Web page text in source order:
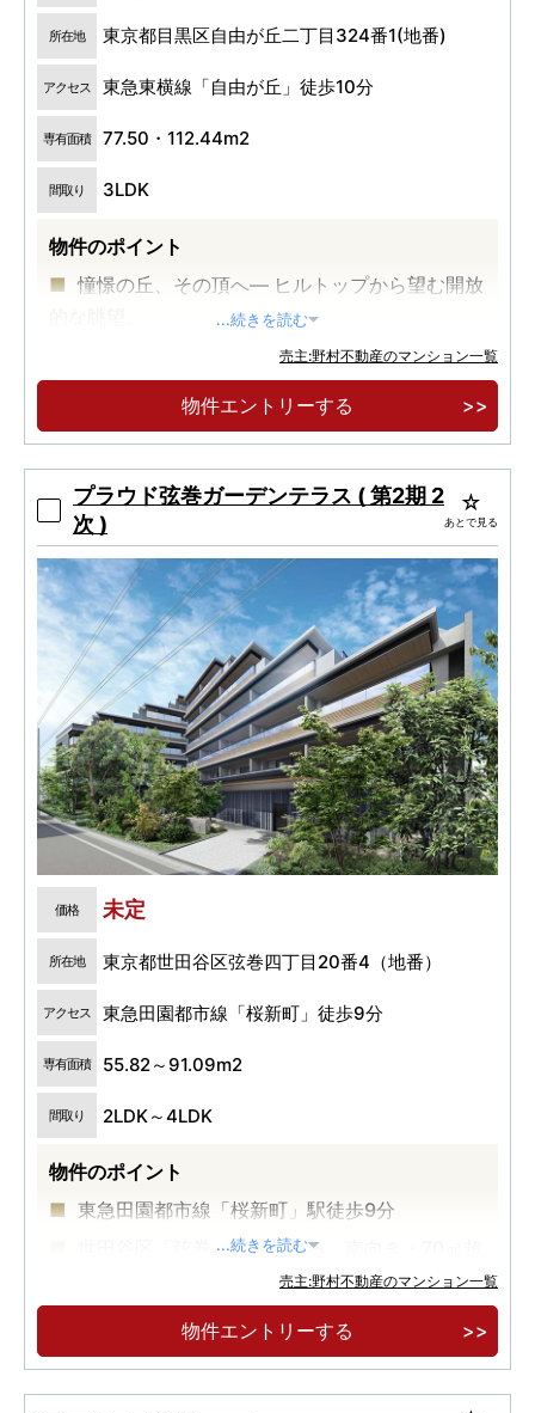
所在地 東京都目黒区自由が丘二丁目324番1(地番)
アクセス 東急東横線「自由が丘」徒歩10分
専有面積 77.50・112.44m2
間取り 3LDK
物件のポイント
憧憬の丘、その頂へ― ヒルトップから望む開放
「目黒区・自由が丘二丁目」の邸宅地に誕生す
る全邸南向き31邸のプライベートレジデンス。
便。
...続きを読む
売主:野村不動産のマンション一覧
物件エントリーする
プラウド弦巻ガーデンテラス ( 第2期 2
次 )
あとで見る
価格 未定
所在地 東京都世田谷区弦巻四丁目20番4（地番）
アクセス 東急田園都市線「桜新町」徒歩9分
専有面積 55.82～91.09m2
間取り 2LDK～4LDK
物件のポイント
東急田園都市線「桜新町」駅徒歩9分
世田谷区「弦巻」に誕生する、南向き・70㎡超
最上階プレミアムフロア4邸「内廊下」「床快
full」採用。
...続きを読む
売主:野村不動産のマンション一覧
物件エントリーする